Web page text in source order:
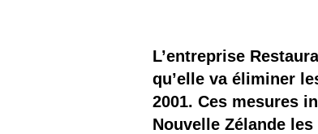
L’entreprise
qu’elle va éliminer
2001. Ces mesures
Nouvelle Zélande